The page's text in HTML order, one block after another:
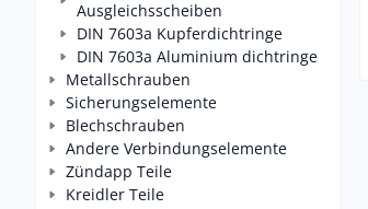
Ausgleichsscheiben
DIN 7603a Kupferdichtringe
DIN 7603a Aluminium dichtringe
Metallschrauben
Sicherungselemente
Blechschrauben
Andere Verbindungselemente
Zündapp Teile
Kreidler Teile